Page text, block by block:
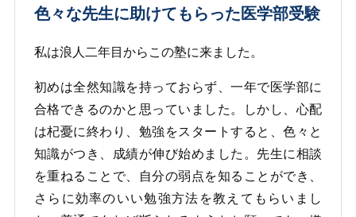
色々な先生に助けてもらった医学部受験
私は浪人二年目からこの塾に来ました。
初めは全然知識を持っておらず、一年で医学部に
合格できるのかと思っていました。しかし、心配
は杞憂に終わり、勉強をスタートすると、色々と
知識がつき、成績が伸び始めました。先生に相談
を重ねることで、自分の弱点を知ることができ、
さらに効率のいい勉強方法を教えてもらいまし